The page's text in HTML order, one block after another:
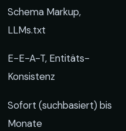
Schema Markup,
LLMs.txt
E-E-A-T, Entitäts-
Konsistenz
Sofort (suchbasiert) bis
Monate